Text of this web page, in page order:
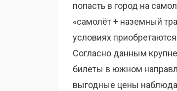
попасть в город на
«самолёт + наземный
условиях
Согласно данным
билеты в южном
выгодные цены